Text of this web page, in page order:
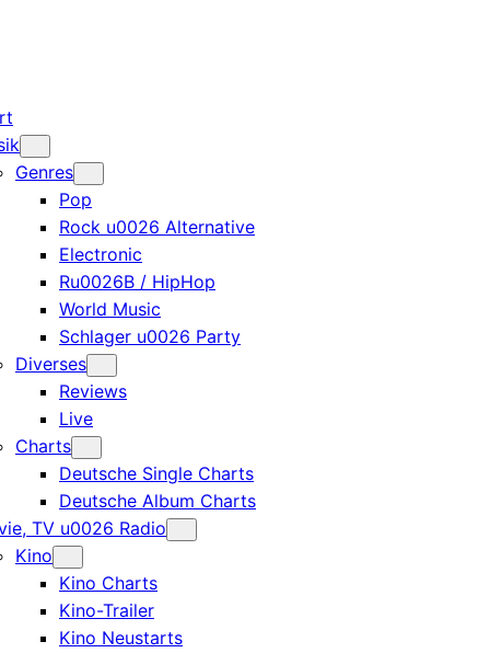
Genres
Pop
Rock u0026 Alternative
Electronic
Ru0026B / HipHop
World Music
Schlager u0026 Party
Diverses
Reviews
Live
Charts
Deutsche Single Charts
Deutsche Album Charts
TV u0026 Radio
Kino
Kino Charts
Kino-Trailer
Kino Neustarts